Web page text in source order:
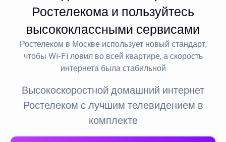
Ростелекома и пользуйтесь
высококлассными сервисами
Ростелеком в Москве использует новый стандарт,
чтобы Wi-Fi ловил во всей квартире, а скорость
интернета была стабильной
Высокоскоростной домашний интернет
Ростелеком с лучшим телевидением в
комплекте